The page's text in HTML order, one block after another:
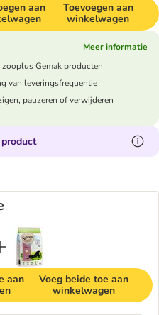
aan
Toevoegen aan
winkelwagen
Meer informatie
Gemak producten
van leveringsfrequentie
pauzeren of verwijderen
aan
Voeg beide toe aan
winkelwagen